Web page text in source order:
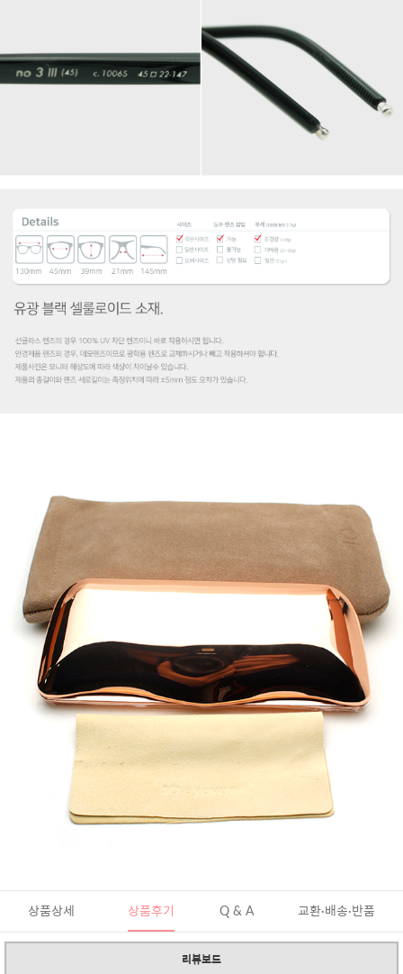
상품상세 상품후기 Q & A 교환·배송·반품
리뷰보드